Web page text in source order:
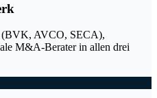
(BVK, AVCO, SECA),
M&A-Berater in allen drei